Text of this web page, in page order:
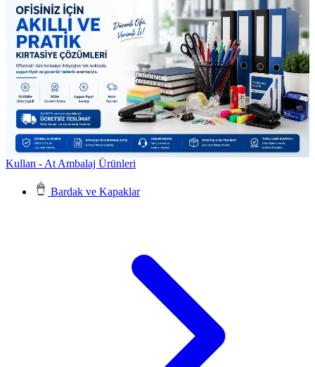
Kullan - At Ambalaj Ürünleri
Bardak ve Kapaklar